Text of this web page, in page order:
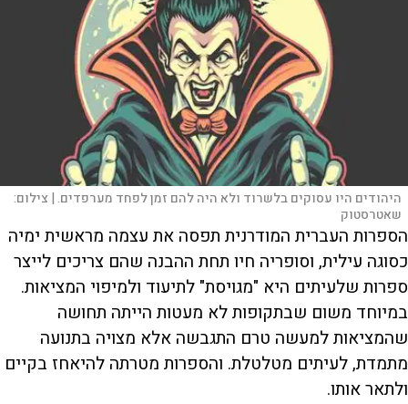
היהודים היו עסוקים בלשרוד ולא היה להם זמן לפחד מערפדים. | צילום:
שאטרסטוק
הספרות העברית המודרנית תפסה את עצמה מראשית ימיה
כסוגה עילית, וסופריה חיו תחת ההבנה שהם צריכים לייצר
ספרות שלעיתים היא "מגויסת" לתיעוד ולמיפוי המציאות.
במיוחד משום שבתקופות לא מעטות הייתה תחושה
שהמציאות למעשה טרם התגבשה אלא מצויה בתנועה
מתמדת, לעיתים מטלטלת. והספרות מטרתה להיאחז בקיים
ולתאר אותו.